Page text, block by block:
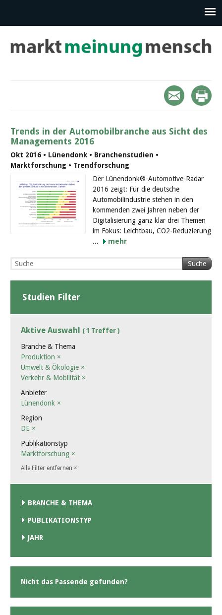
Trends in der Automobilbranche aus Sicht des
Managements 2016
Okt 2016 • Lünendonk • Branchenstudien •
Marktforschung • Trendforschung
Der Lünendonk®-Automotive-Radar
2016 zeigt: Für die deutsche
Automobilindustrie stehen in den
kommenden zwei Jahren neben der
Digitalisierung ganz klar drei Themen
im Fokus: Leichtbau, CO2-Reduzierung
...
mehr
Suche
Studien Filter
Aktive Auswahl ( 1 Treffer )
Branche & Thema
Produktion ×
Umwelt & Ökologie ×
Verkehr & Mobilität ×
Anbieter
Lünendonk ×
Region
DE ×
Publikationstyp
Marktforschung ×
Alle Filter entfernen ×
BRANCHE & THEMA
PUBLIKATIONSTYP
JAHR
Nicht das Passende gefunden?